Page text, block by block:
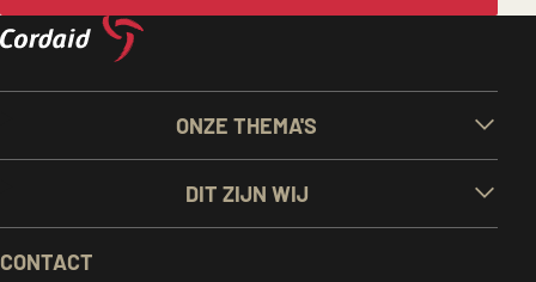
BELANGRIJKE
LINKS
EN
ONZE THEMA'S
DIT ZIJN WIJ
CONTACT